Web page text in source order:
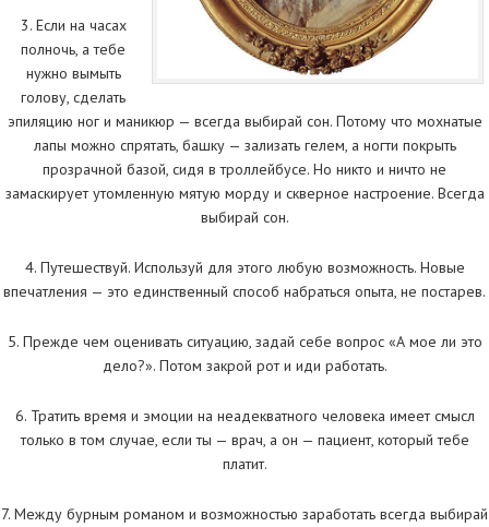
3. Если на часах
полночь, а тебе
нужно вымыть
голову, сделать
эпиляцию ног и маникюр — всегда выбирай сон. Потому что мохнатые
лапы можно спрятать, башку — зализать гелем, а ногти покрыть
прозрачной базой, сидя в троллейбусе. Но никто и ничто не
замаскирует утомленную мятую морду и скверное настроение. Всегда
выбирай сон.
4. Путешествуй. Используй для этого любую возможность. Новые
впечатления — это единственный способ набраться опыта, не постарев.
5. Прежде чем оценивать ситуацию, задай себе вопрос «А мое ли это
дело?». Потом закрой рот и иди работать.
6. Тратить время и эмоции на неадекватного человека имеет смысл
только в том случае, если ты — врач, а он — пациент, который тебе
платит.
7. Между бурным романом и возможностью заработать всегда выбирай